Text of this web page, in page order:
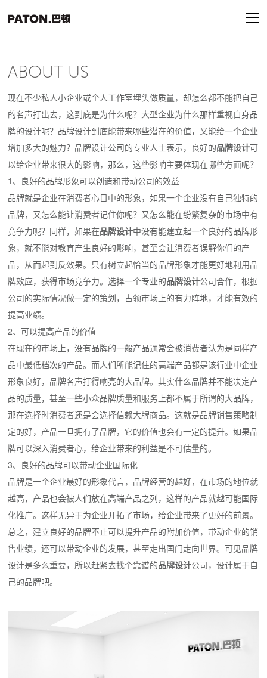
ABOUT US
现在不少私人小企业或个人工作室埋头做质量，却怎么都不能把自己
的名声打出去，这到底是为什么呢？大型企业为什么那样重视自身品
牌的设计呢？品牌设计到底能带来哪些潜在的价值，又能给一个企业
增加多大的魅力？品牌设计公司的专业人士表示，良好的品牌设计可
以给企业带来很大的影响，那么，这些影响主要体现在哪些方面呢？
1、良好的品牌形象可以创造和带动公司的效益
品牌就是企业在消费者心目中的形象，如果一个企业没有自己独特的
品牌，又怎么能让消费者记住你呢？又怎么能在纷繁复杂的市场中有
竞争力呢？同样，如果在品牌设计中没有能建立起一个良好的品牌形
象，就不能对教育产生良好的影响，甚至会让消费者误解你们的产
品，从而起到反效果。只有树立起恰当的品牌形象才能更好地利用品
牌效应，获得市场竞争力。选择一个专业的品牌设计公司合作，根据
公司的实际情况做一定的策划，占领市场上的有力阵地，才能有效的
提高业绩。
2、可以提高产品的价值
在现在的市场上，没有品牌的一般产品通常会被消费者认为是同样产
品中最低档次的产品。而人们所能记住的高端产品都是该行业中企业
形象良好，品牌名声打得响亮的大品牌。其实什么品牌并不能决定产
品的质量，甚至一些小众品牌质量和服务上都不属于所谓的大品牌，
那在选择时消费者还是会选择信赖大牌商品。这就是品牌销售策略制
定的好，产品一旦拥有了品牌，它的价值也会有一定的提升。如果品
牌可以深入消费者心，给企业带来的利益是不可估量的。
3、良好的品牌可以带动企业国际化
品牌是一个企业最好的形象代言，品牌经营的越好，在市场的地位就
越高，产品也会被人们放在高端产品之列，这样的产品就越可能国际
化推广。这样无异于为企业开拓了市场，给企业带来了更好的前景。
总之，建立良好的品牌不止可以提升产品的附加价值，带动企业的销
售业绩，还可以带动企业的发展，甚至走出国门走向世界。可见品牌
设计是多么重要，所以赶紧去找个靠谱的品牌设计公司，设计属于自
己的品牌吧。